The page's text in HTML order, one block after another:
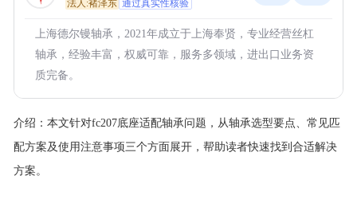
法人:褚泽东 通过真实性核验
上海德尔镘轴承，2021年成立于上海奉贤，专业经营丝杠
轴承，经验丰富，权威可靠，服务多领域，进出口业务资
质完备。
介绍： 本文针对fc207底座适配轴承问题，从轴承选型要点、常见匹
配方案及使用注意事项三个方面展开，帮助读者快速找到合适解决
方案。